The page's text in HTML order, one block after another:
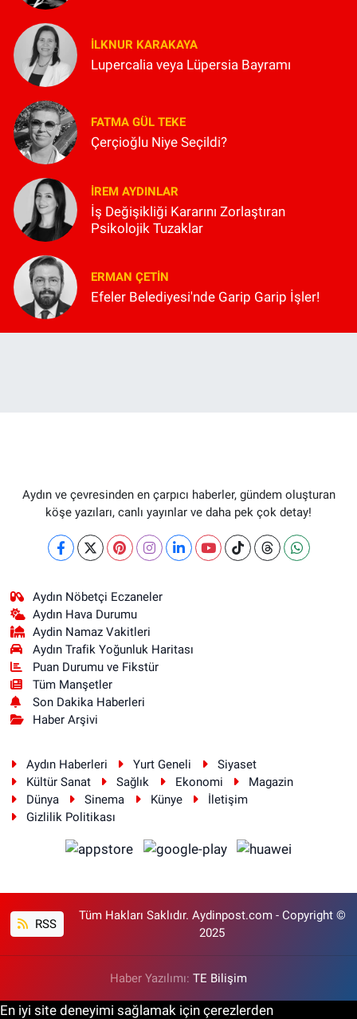
İLKNUR KARAKAYA
Lupercalia veya Lüpersia Bayramı
FATMA GÜL TEKE
Çerçioğlu Niye Seçildi?
İREM AYDINLAR
İş Değişikliği Kararını Zorlaştıran
Psikolojik Tuzaklar
ERMAN ÇETIN
Efeler Belediyesi'nde Garip Garip İşler!
Aydın ve çevresinden en çarpıcı haberler, gündem oluşturan
köşe yazıları, canlı yayınlar ve daha pek çok detay!
Aydın Nöbetçi Eczaneler
Aydın Hava Durumu
Aydin Namaz Vakitleri
Aydın Trafik Yoğunluk Haritası
Puan Durumu ve Fikstür
Tüm Manşetler
Son Dakika Haberleri
Haber Arşivi
Aydın Haberleri Yurt Geneli
Siyaset
Kültür Sanat
Sağlık Ekonomi
Magazin
Dünya
Sinema Künye
İletişim
Gizlilik Politikası
RSS
Tüm Hakları Saklıdır. Aydinpost.com - Copyright ©
2025
Haber Yazılımı: TE Bilişim
En iyi site deneyimi sağlamak için çerezlerden